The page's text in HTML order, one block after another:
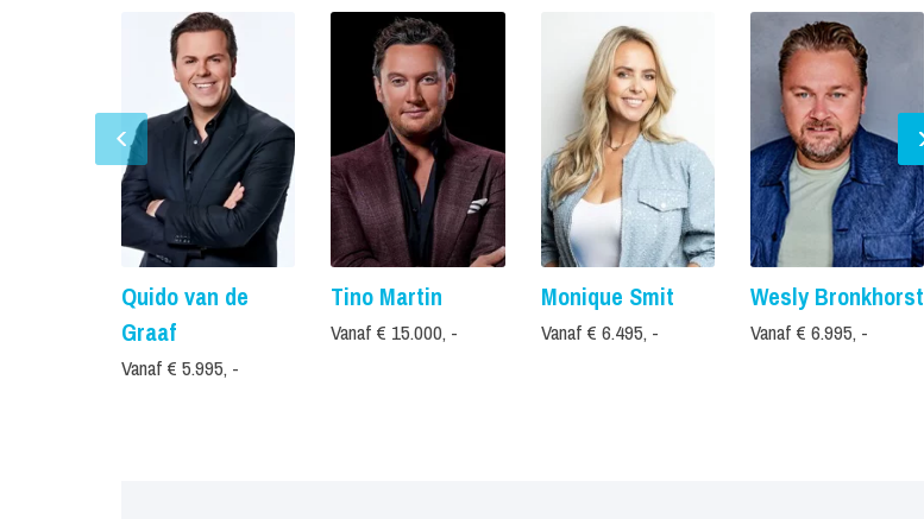
Quido van de
Graaf
Vanaf € 5.995, -
Tino Martin
Vanaf € 15.000, -
Monique Smit
Vanaf € 6.495, -
Wesly Bronkhorst
Vanaf € 6.995, -